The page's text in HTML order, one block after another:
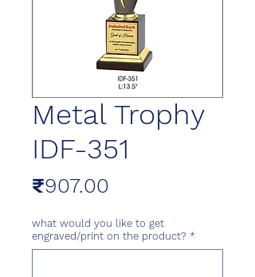
Metal Trophy
IDF-351
₹907.00
what would you like to get
engraved/print on the product? *